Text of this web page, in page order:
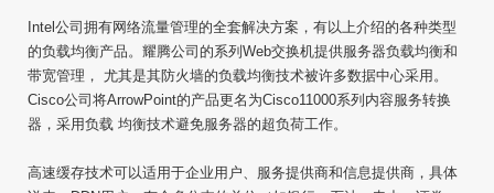
Intel公司拥有网络流量管理的全套解决方案，有以上介绍的各种类型
的负载均衡产品。耀腾公司的系列Web交换机提供服务器负载均衡和
带宽管理， 尤其是其防火墙的负载均衡技术被许多数据中心采用。
Cisco公司将ArrowPoint的产品更名为Cisco11000系列内容服务转换
器，采用负载 均衡技术避免服务器的超负荷工作。
高速缓存技术可以适用于企业用户、服务提供商和信息提供商，具体